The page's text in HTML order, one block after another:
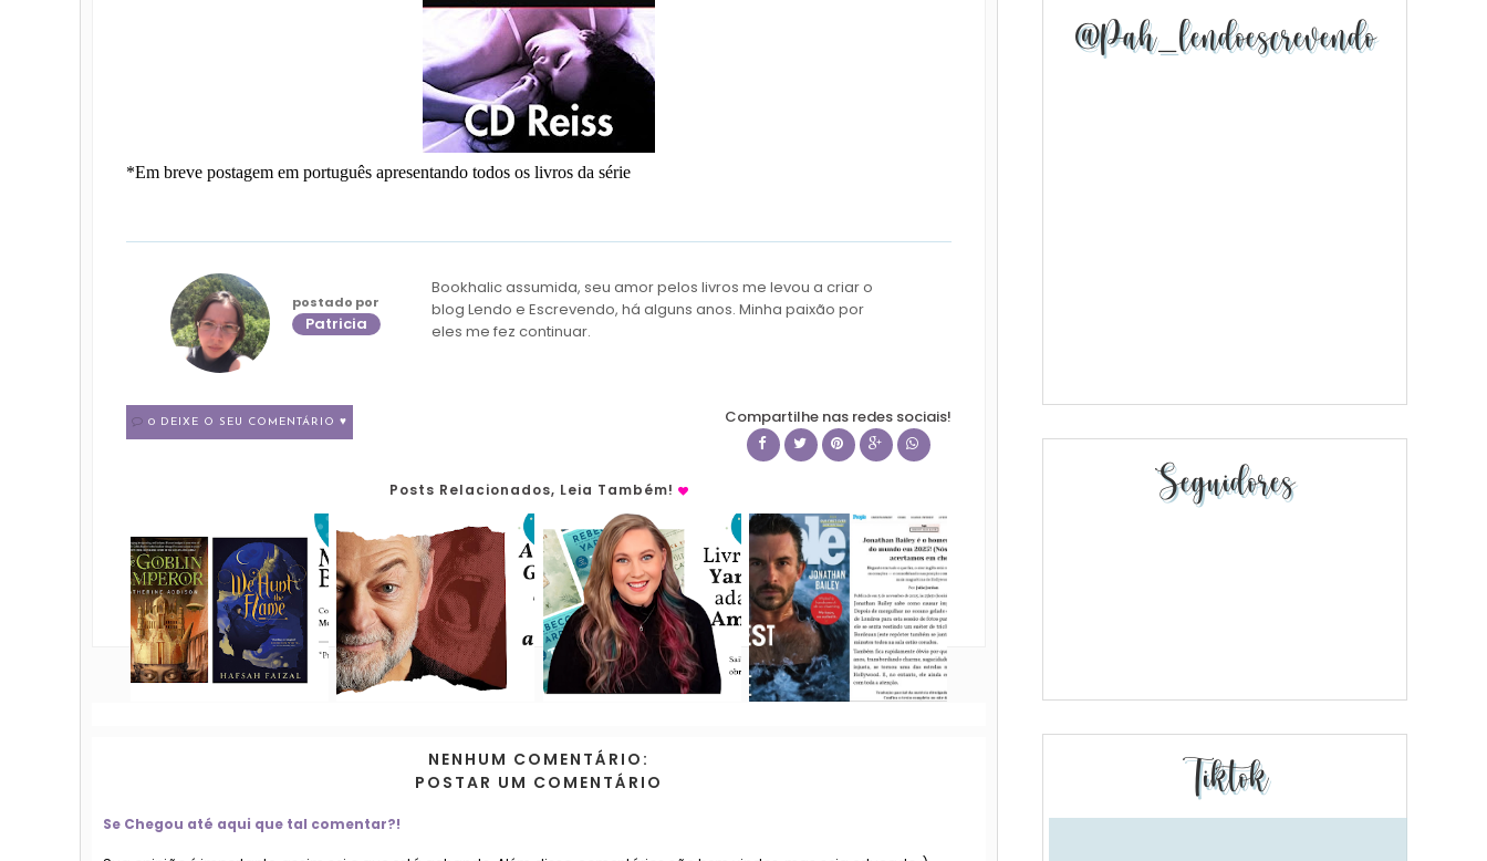
*Em breve postagem em português apresentando todos os livros da série
postado por
Patricia
Bookhalic assumida, seu amor pelos livros me levou a criar o
blog Lendo e Escrevendo, há alguns anos. Minha paixão por
eles me fez continuar.
0 DEIXE O SEU COMENTÁRIO ♥ Compartilhe nas redes sociais!
Posts Relacionados, Leia Também!
NENHUM COMENTÁRIO:
POSTAR UM COMENTÁRIO
Se Chegou até aqui que tal comentar?!
@pah_lendoescrevendo
Seguidores
Tiktok